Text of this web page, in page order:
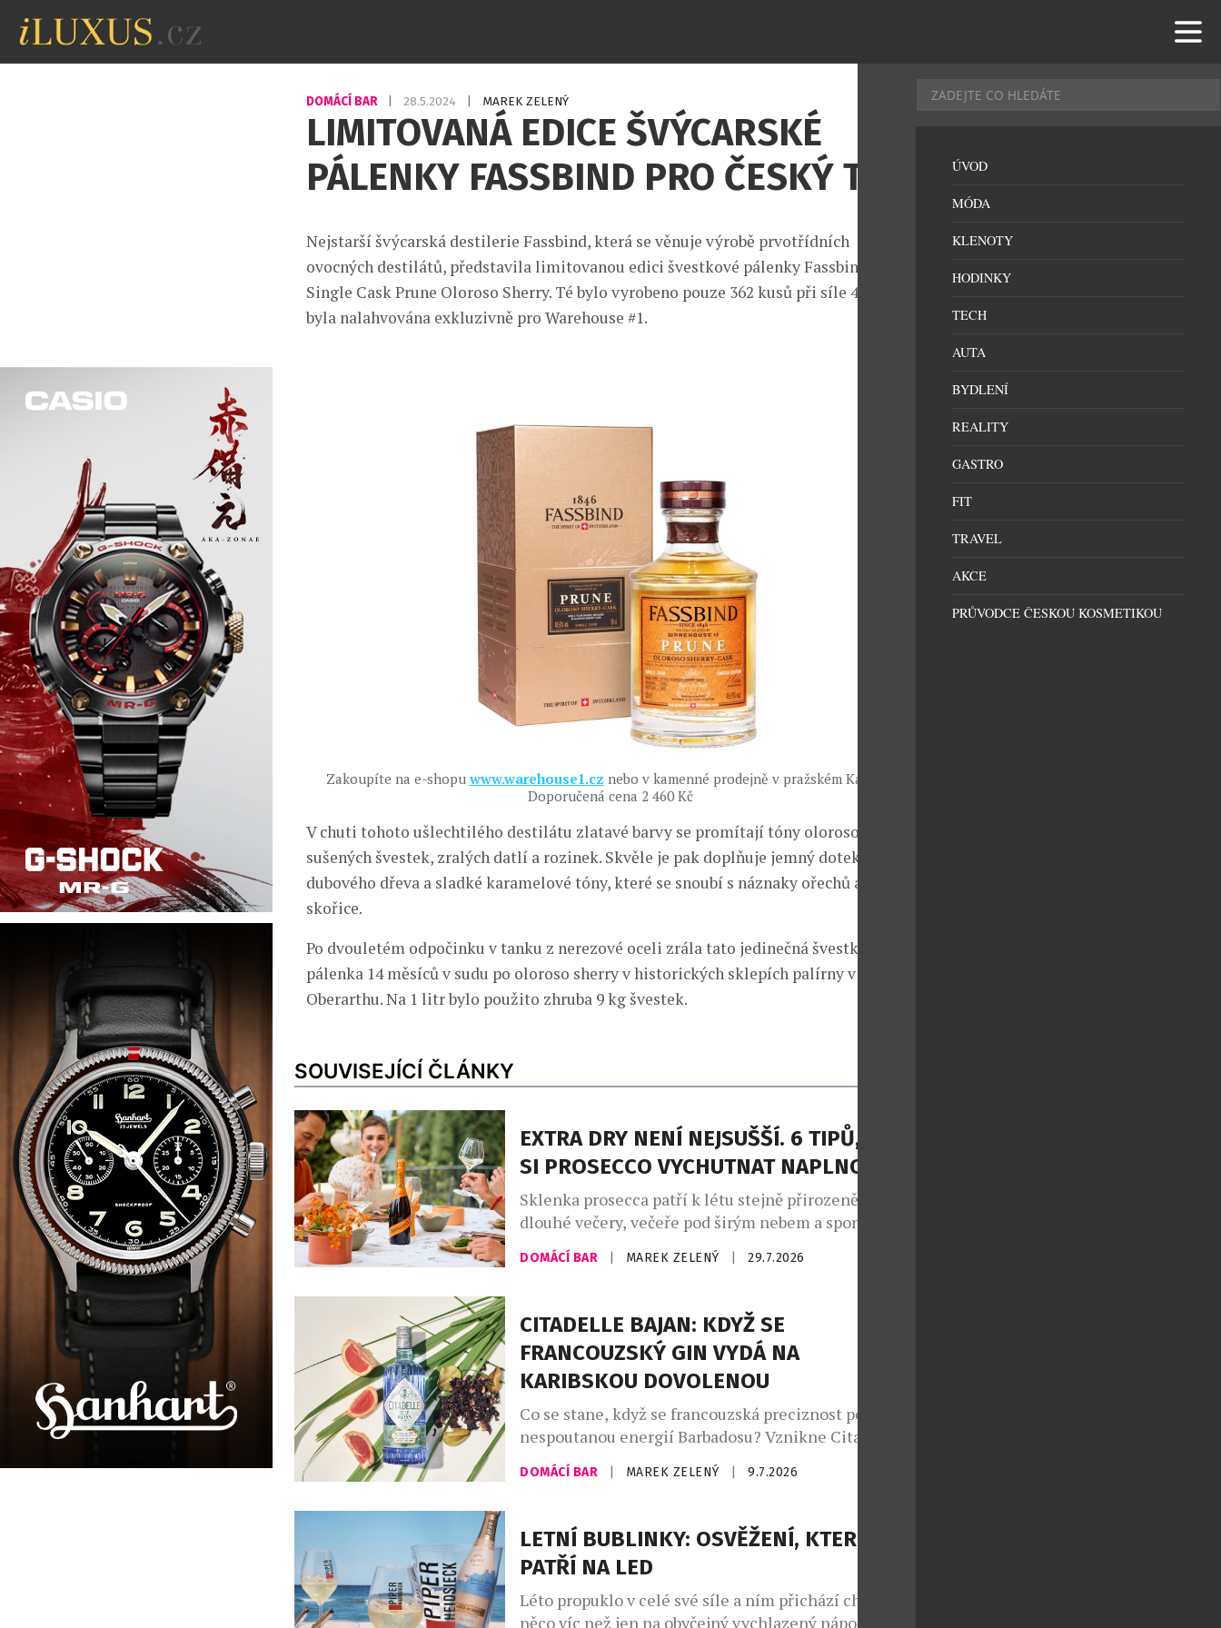
DOMÁCÍ BAR 28.5.2024 MAREK ZELENÝ
LIMITOVANÁ EDICE ŠVÝCARSKÉ
PÁLENKY FASSBIND PRO ČESKÝ TRH
Nejstarší švýcarská destilerie Fassbind, která se věnuje výrobě prvotřídních
ovocných destilátů, představila limitovanou edici švestkové pálenky Fassbind
Single Cask Prune Oloroso Sherry. Té bylo vyrobeno pouze 362 kusů při síle 49,6 % a
byla nalahvována exkluzivně pro Warehouse #1.
Zakoupíte na e-shopu www.warehouse1.cz nebo v kamenné prodejně v pražském Karlíně.
Doporučená cena 2 460 Kč
V chuti tohoto ušlechtilého destilátu zlatavé barvy se promítají tóny oloroso sherry,
sušených švestek, zralých datlí a rozinek. Skvěle je pak doplňuje jemný dotek
dubového dřeva a sladké karamelové tóny, které se snoubí s náznaky ořechů a
skořice.
Po dvouletém odpočinku v tanku z nerezové oceli zrála tato jedinečná švestková
pálenka 14 měsíců v sudu po oloroso sherry v historických sklepích palírny v
Oberarthu. Na 1 litr bylo použito zhruba 9 kg švestek.
SOUVISEJÍCÍ ČLÁNKY
EXTRA DRY NENÍ NEJSUŠŠÍ. 6 TIPŮ, JAK
SI PROSECCO VYCHUTNAT NAPLNO
Sklenka prosecca patří k létu stejně přirozeně jako
dlouhé večery, večeře pod širým nebem a spontánní
setkání s přáteli. Své pevné místo si našlo také v
našich skleničkách. Česká republika je sedmým
jemně perlivého frizzante jí patří dokonce druhé
místo. Mezinárodní den prosecca, který každoročně
připadá na […]
DOMÁCÍ BAR MAREK ZELENÝ 29.7.2026
CITADELLE BAJAN: KDYŽ SE
FRANCOUZSKÝ GIN VYDÁ NA
KARIBSKOU DOVOLENOU
Co se stane, když se francouzská preciznost potká s
nespoutanou energií Barbadosu? Vznikne Citadelle
Bajan – limitovaná edice ginu, která dokazuje, že i
francouzská elegance si umí zout boty a tančit bosá v
ostrova, kde se zrodil rum. Výsledkem je jedna z
nejzajímavějších novinek letošního roku. […]
DOMÁCÍ BAR MAREK ZELENÝ 9.7.2026
LETNÍ BUBLINKY: OSVĚŽENÍ, KTERÉ
PATŘÍ NA LED
Léto propuklo v celé své síle a ním přichází chuť na
něco víc než jen na obyčejný vychlazený nápoj.
ÚVOD
MÓDA
KLENOTY
HODINKY
TECH
AUTA
BYDLENÍ
REALITY
GASTRO
FIT
TRAVEL
AKCE
PRŮVODCE ČESKOU KOSMETIKOU